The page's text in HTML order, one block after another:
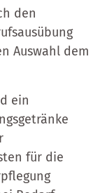
den
Auswahl dem
ein
für die